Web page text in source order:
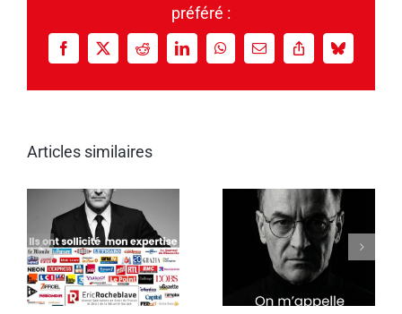
préféré :
Facebook
X RedditLinkedInWhatsApp
Email
Copy
Bluesky
Articles similaires